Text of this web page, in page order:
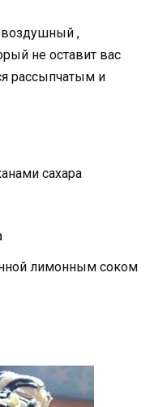
воздушный ,
не оставит вас
рассыпчатым и
сахара
лимонным соком